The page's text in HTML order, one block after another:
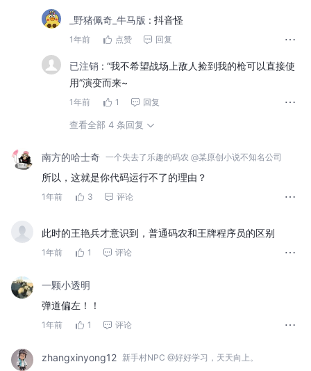
_野猪佩奇_牛马版 : 抖音怪
1年前 点赞 回复
已注销 : “我不希望战场上敌人捡到我的枪可以直接使
用”演变而来~
1年前 1 回复
查看全部 4 条回复
南方的哈士奇 一个失去了乐趣的码农 @某原创小说不知名公司
所以，这就是你代码运行不了的理由？
1年前 3 评论
此时的王艳兵才意识到，普通码农和王牌程序员的区别
1年前 1 评论
一颗小透明
弹道偏左！！
1年前 1 评论
zhangxinyong12 新手村NPC @好好学习，天天向上。